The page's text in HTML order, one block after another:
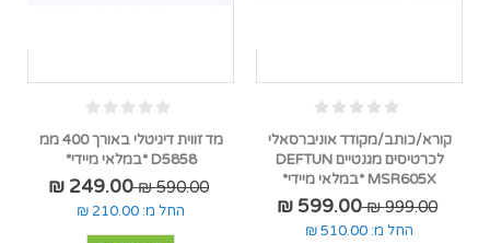
קורא/כותב/מקודד אוניברסאלי
לכרטיסים מגנטיים DEFTUN
MSR605X *במלאי מיידי*
999.00 ₪
599.00 ₪
החל מ: 510.00 ₪
מד זווית דיגיטלי באורך 400 ממ
D5858 *במלאי מיידי*
590.00 ₪
249.00 ₪
החל מ: 210.00 ₪